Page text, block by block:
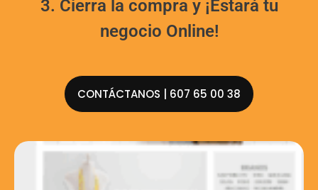
3. Cierra la compra y ¡Estará tu
negocio Online!
CONTÁCTANOS | 607 65 00 38